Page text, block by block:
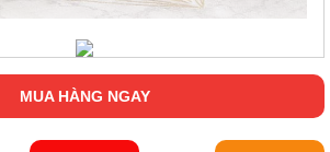
MUA HÀNG NGAY